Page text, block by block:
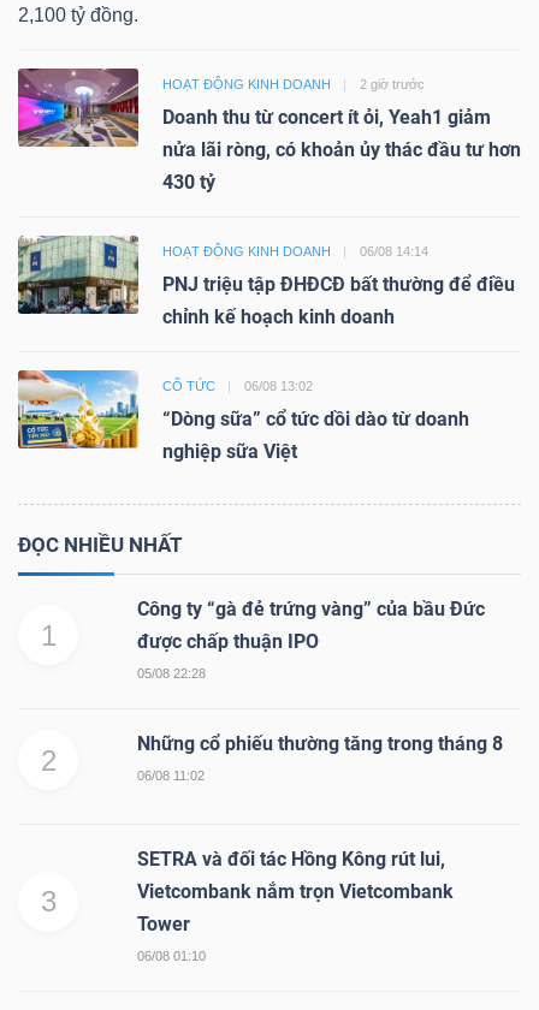
2,100 tỷ đồng.
HOẠT ĐỘNG KINH DOANH 2 giờ trước
Doanh thu từ concert ít ỏi, Yeah1 giảm
nửa lãi ròng, có khoản ủy thác đầu tư hơn
430 tỷ
HOẠT ĐỘNG KINH DOANH 06/08 14:14
PNJ triệu tập ĐHĐCĐ bất thường để điều
chỉnh kế hoạch kinh doanh
CỔ TỨC 06/08 13:02
“Dòng sữa” cổ tức dồi dào từ doanh
nghiệp sữa Việt
ĐỌC NHIỀU NHẤT
1
Công ty “gà đẻ trứng vàng” của bầu Đức
được chấp thuận IPO
05/08 22:28
2
Những cổ phiếu thường tăng trong tháng 8
06/08 11:02
3
SETRA và đối tác Hồng Kông rút lui,
Vietcombank nắm trọn Vietcombank
Tower
06/08 01:10